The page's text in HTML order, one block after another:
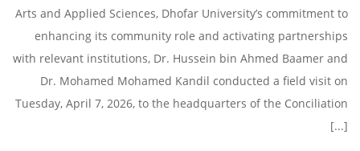
Arts and Applied Sciences, Dhofar University’s commitment to
enhancing its community role and activating partnerships
with relevant institutions, Dr. Hussein bin Ahmed Baamer and
Dr. Mohamed Mohamed Kandil conducted a field visit on
Tuesday, April 7, 2026, to the headquarters of the Conciliation
[...]